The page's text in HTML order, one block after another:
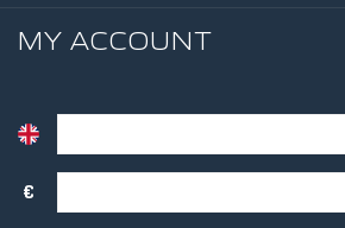
MY ACCOUNT
€